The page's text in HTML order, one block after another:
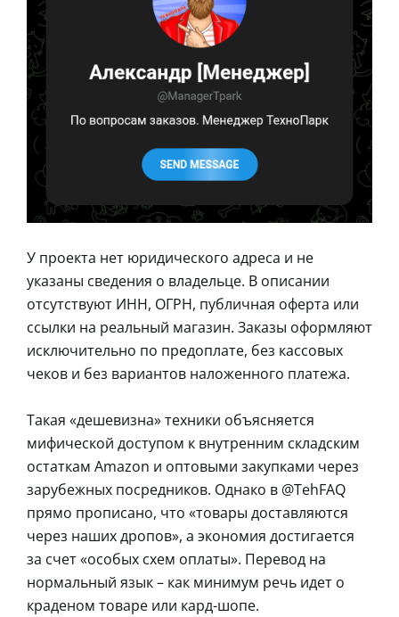
У проекта нет юридического адреса и не
указаны сведения о владельце. В описании
отсутствуют ИНН, ОГРН, публичная оферта или
ссылки на реальный магазин. Заказы оформляют
исключительно по предоплате, без кассовых
чеков и без вариантов наложенного платежа.
Такая «дешевизна» техники объясняется
мифической доступом к внутренним складским
остаткам Amazon и оптовыми закупками через
зарубежных посредников. Однако в @TehFAQ
прямо прописано, что «товары доставляются
через наших дропов», а экономия достигается
за счет «особых схем оплаты». Перевод на
нормальный язык – как минимум речь идет о
краденом товаре или кард-шопе.